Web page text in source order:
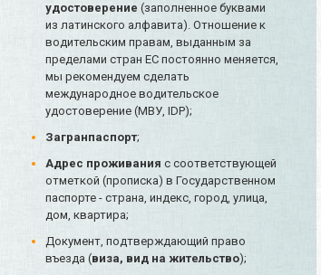
удостоверение (заполненное буквами
из латинского алфавита). Отношение к
водительским правам, выданным за
пределами стран ЕС постоянно меняется,
мы рекомендуем сделать
международное водительское
удостоверение (МВУ, IDP);
Загранпаспорт;
Адрес проживания с соответствующей
отметкой (прописка) в Государственном
паспорте - страна, индекс, город, улица,
дом, квартира;
Документ, подтверждающий право
въезда (виза, вид на жительство);